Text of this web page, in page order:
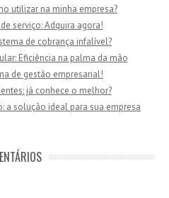
utilizar na minha empresa?
serviço: Adquira agora!
de cobrança infalível?
Eficiência na palma da mão
de gestão empresarial!
já conhece o melhor?
a solução ideal para sua empresa